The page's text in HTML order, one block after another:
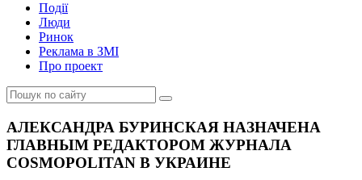
Події
Люди
Ринок
Реклама в ЗМІ
Про проект
АЛЕКСАНДРА БУРИНСКАЯ НАЗНАЧЕНА
ГЛАВНЫМ РЕДАКТОРОМ ЖУРНАЛА
COSMOPOLITAN В УКРАИНЕ